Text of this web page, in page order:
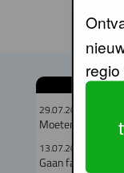
29.07.2026
Moeten
13.07.2026
Gaan
regio